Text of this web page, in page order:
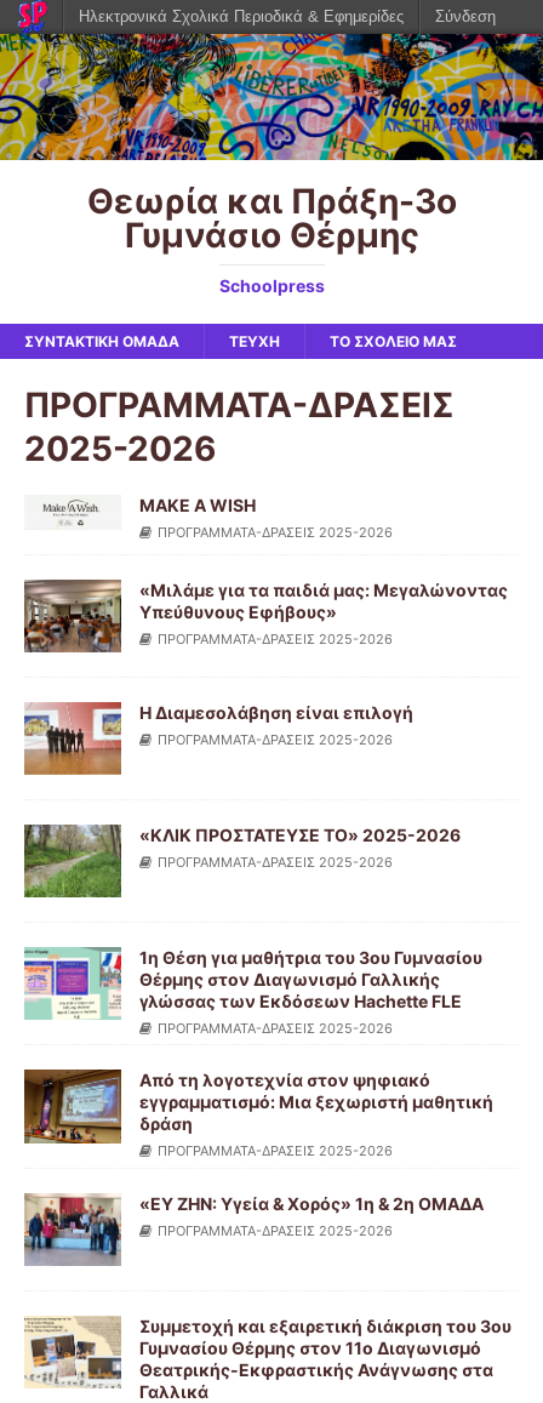
Θεωρία και Πράξη-3o
Γυμνάσιο Θέρμης
Schoolpress
ΣΥΝΤΑΚΤΙΚΗ ΟΜΑΔΑ ΤΕΥΧΗ ΤΟ ΣΧΟΛΕΙΟ ΜΑΣ
ΠΡΟΓΡΑΜΜΑΤΑ-ΔΡΑΣΕΙΣ
2025-2026
MAKE A WISH
ΠΡΟΓΡΑΜΜΑΤΑ-ΔΡΑΣΕΙΣ 2025-2026
«Μιλάμε για τα παιδιά μας: Μεγαλώνοντας
Υπεύθυνους Εφήβους»
ΠΡΟΓΡΑΜΜΑΤΑ-ΔΡΑΣΕΙΣ 2025-2026
Η Διαμεσολάβηση είναι επιλογή
ΠΡΟΓΡΑΜΜΑΤΑ-ΔΡΑΣΕΙΣ 2025-2026
«ΚΛΙΚ ΠΡΟΣΤΑΤΕΥΣΕ ΤΟ» 2025-2026
ΠΡΟΓΡΑΜΜΑΤΑ-ΔΡΑΣΕΙΣ 2025-2026
1η Θέση για μαθήτρια του 3ου Γυμνασίου
Θέρμης στον Διαγωνισμό Γαλλικής
γλώσσας των Εκδόσεων Hachette FLE
ΠΡΟΓΡΑΜΜΑΤΑ-ΔΡΑΣΕΙΣ 2025-2026
Από τη λογοτεχνία στον ψηφιακό
εγγραμματισμό: Μια ξεχωριστή μαθητική
δράση
ΠΡΟΓΡΑΜΜΑΤΑ-ΔΡΑΣΕΙΣ 2025-2026
«ΕΥ ΖΗΝ: Υγεία & Χορός» 1η & 2η ΟΜΑΔΑ
ΠΡΟΓΡΑΜΜΑΤΑ-ΔΡΑΣΕΙΣ 2025-2026
Συμμετοχή και εξαιρετική διάκριση του 3ου
Γυμνασίου Θέρμης στον 11ο Διαγωνισμό
Θεατρικής-Εκφραστικής Ανάγνωσης στα
Γαλλικά
Ηλεκτρονικά Σχολικά Περιοδικά & Εφημερίδες Σύνδεση